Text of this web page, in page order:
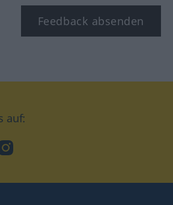
Feedback absenden
auf:
Instagram